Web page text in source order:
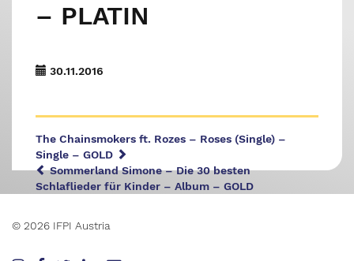
– PLATIN
30.11.2016
The Chainsmokers ft. Rozes – Roses (Single) –
Single – GOLD
Sommerland Simone – Die 30 besten
Schlaflieder für Kinder – Album – GOLD
© 2026 IFPI Austria